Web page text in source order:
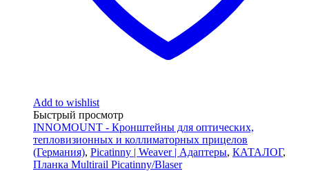
Add to wishlist
Быстрый просмотр
INNOMOUNT - Кронштейны для оптических,
тепловизионных и коллиматорных прицелов
(Германия), Picatinny | Weaver | Адаптеры, КАТАЛОГ,
Планка Multirail Picatinny/Blaser